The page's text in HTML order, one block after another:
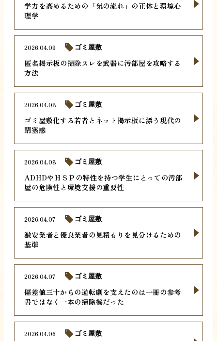
学力を高めるための「気の流れ」の正体と環境心
理学
匿名掲示板の掃除スレを武器に汚部屋を攻略する
方法
2026.04.09 ゴミ屋敷
ゴミ屋敷化する若者とネット掲示板に漂う現代の
閉塞感
2026.04.08 ゴミ屋敷
ADHDやＨＳＰの特性を持つ学生にとっての汚部
屋の危険性と環境支援の重要性
2026.04.08 ゴミ屋敷
激安業者と優良業者の見積もりを見分けるための
基準
2026.04.07 ゴミ屋敷
偏差値三十からの逆転劇を支えたのは一冊の参考
書ではなく一本の掃除機だった
2026.04.07 ゴミ屋敷
2026.04.06 ゴミ屋敷